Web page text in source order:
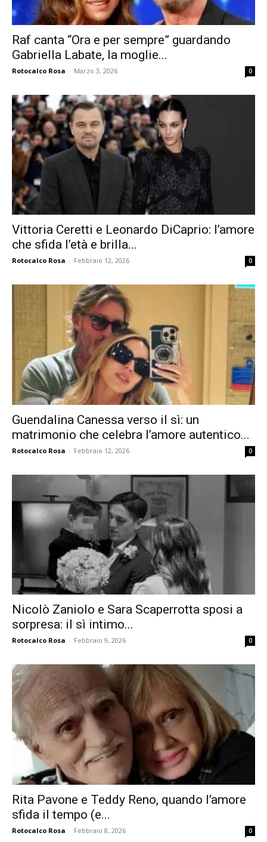
Raf canta “Ora e per sempre” guardando
Gabriella Labate, la moglie...
Rotocalco Rosa - Marzo 3, 2026 0
Vittoria Ceretti e Leonardo DiCaprio: l’amore
che sfida l’età e brilla...
Rotocalco Rosa - Febbraio 12, 2026 0
Guendalina Canessa verso il sì: un
matrimonio che celebra l’amore autentico...
Rotocalco Rosa - Febbraio 12, 2026 0
Nicolò Zaniolo e Sara Scaperrotta sposi a
sorpresa: il sì intimo...
Rotocalco Rosa - Febbraio 9, 2026 0
Rita Pavone e Teddy Reno, quando l’amore
sfida il tempo (e...
Rotocalco Rosa - Febbraio 8, 2026 0